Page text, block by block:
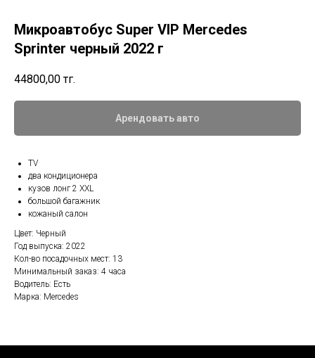
Микроавтобус Super VIP Mercedes
Sprinter черный 2022 г
44800,00 тг.
Арендовать авто
TV
два кондиционера
кузов лонг 2 XXL
большой багажник
кожаный салон
Цвет: Черный
Год выпуска: 2022
Кол-во посадочных мест: 13
Минимальный заказ: 4 часа
Водитель: Есть
Марка: Mercedes